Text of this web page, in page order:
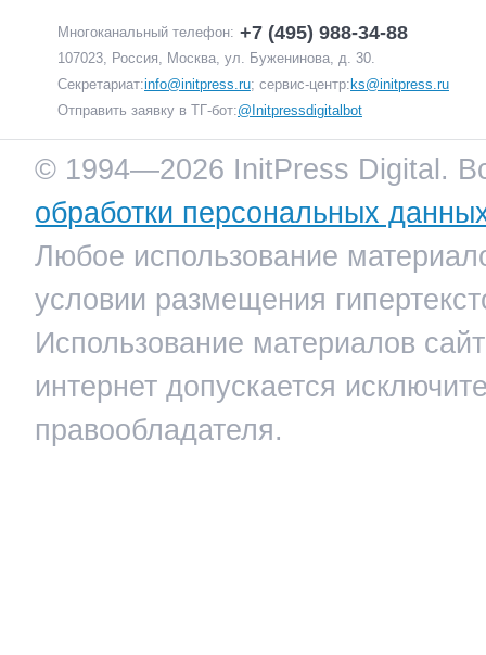
Многоканальный телефон: +7 (495) 988-34-88
107023, Россия, Москва, ул. Буженинова, д. 30.
Секретариат:info@initpress.ru; сервис-центр: ks@initpress.ru
Отправить заявку в ТГ-бот:@Initpressdigitalbot
© 1994—2026 InitPress Digital.
обработки персональных
Любое использование
условии размещения
Использование материалов
интернет допускается
правообладателя.